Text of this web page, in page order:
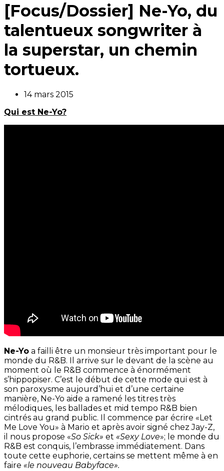
[Focus/Dossier] Ne-Yo, du
talentueux songwriter à
la superstar, un chemin
tortueux.
14 mars 2015
Qui est Ne-Yo?
Ne-Yo a failli être un monsieur très important pour le
monde du R&B. Il arrive sur le devant de la scène au
moment où le R&B commence à énormément
s’hippopiser. C’est le début de cette mode qui est à
son paroxysme aujourd’hui et d’une certaine
manière, Ne-Yo aide a ramené les titres très
mélodiques, les ballades et mid tempo R&B bien
cintrés au grand public. Il commence par écrire «Let
Me Love You» à Mario et après avoir signé chez Jay-Z,
il nous propose «So Sick» et «Sexy Love»; le monde du
R&B est conquis, l’embrasse immédiatement. Dans
toute cette euphorie, certains se mettent même à en
faire «le nouveau Babyface».